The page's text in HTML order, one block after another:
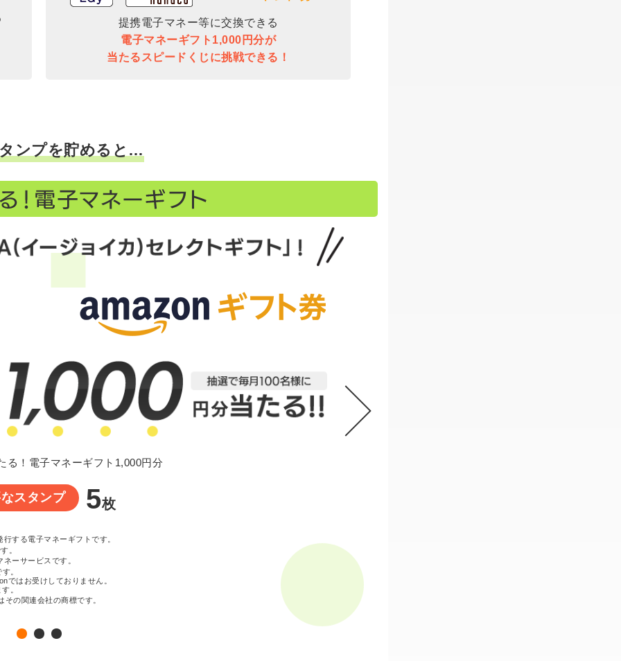
提携電子マネー等に交換できる
電子マネーギフト1,000円分が
当たるスピードくじに挑戦できる！
ンプを貯めると…
る！電子マネーギフト1,000円分
スタンプ 5枚
する電子マネーギフトです。
。
ーサービスです。
。
ではお受けしておりません。
。
の関連会社の商標です。